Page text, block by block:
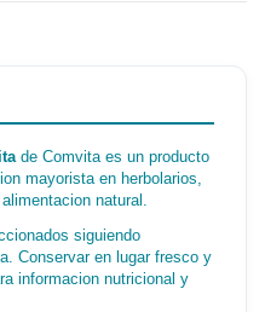
de Comvita es un producto
mayorista en herbolarios,
natural.
siguiendo
Conservar en lugar fresco y
informacion nutricional y